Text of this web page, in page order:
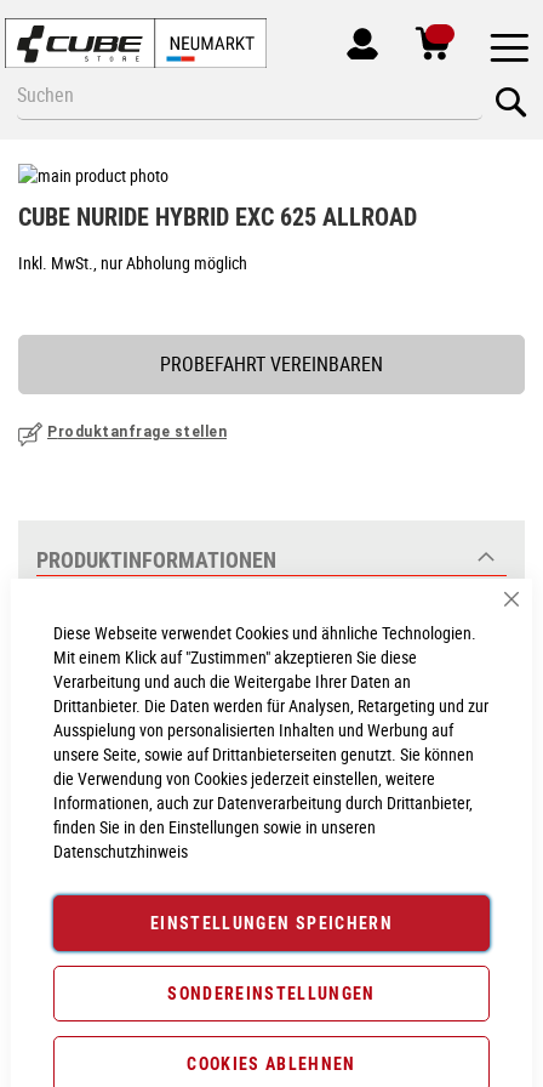
Diese Webseite verwendet Cookies und ähnliche Technologien.
Mit einem Klick auf "Zustimmen" akzeptieren Sie diese
Verarbeitung und auch die Weitergabe Ihrer Daten an
Drittanbieter. Die Daten werden für Analysen, Retargeting und zur
Ausspielung von personalisierten Inhalten und Werbung auf
unsere Seite, sowie auf Drittanbieterseiten genutzt. Sie können
die Verwendung von Cookies jederzeit einstellen, weitere
Informationen, auch zur Datenverarbeitung durch Drittanbieter,
finden Sie in den Einstellungen sowie in unseren
Datenschutzhinweis
EINSTELLUNGEN SPEICHERN
SONDEREINSTELLUNGEN
COOKIES ABLEHNEN
MEIN
KONTO
Zum
der
springen
Anfang
Bildgalerie
CUBE NURIDE HYBRID EXC 625 ALLROAD
Inkl. MwSt., nur Abholung möglich
PROBEFAHRT VEREINBAREN
Produktanfrage stellen
PRODUKTINFORMATIONEN
Aluminium Superlite, Gravity Casting Technology,
Agile Comfort Geometry, Full Integrated Battery, Boost 148,
Advanced Internal Cable Routing, 1.5 Headtube (EE:
Tapered Headtube)
X-Fusion MIG32 Air, Tapered, 15x110mm, 100mm,
Lockout
Bosch Drive Unit Performance CX Generation 4
(85Nm) Cruise (250Watt), Smart System
Bosch PowerTube 625
625
Bosch Kiox 300
Shimano BR-MT420/MT410, Hydr. Disc
Brake (180)
Shimano Deore RD-M6100-SGS,
MEHR INFOS EINBLENDEN
WEITERE INFORMATIONEN
BEWERTUNGEN
ANGABEN ZUR PRODUKTSICHERHEIT